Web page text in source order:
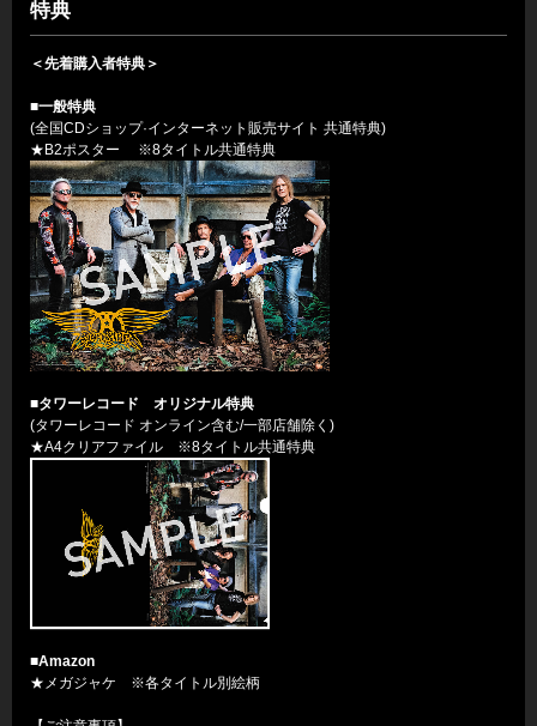
特典
＜先着購入者特典＞
■一般特典
(全国CDショップ·インターネット販売サイト 共通特典)
★B2ポスター ※8タイトル共通特典
■タワーレコード オリジナル特典
(タワーレコード オンライン含む/一部店舗除く)
★A4クリアファイル ※8タイトル共通特典
■Amazon
★メガジャケ ※各タイトル別絵柄